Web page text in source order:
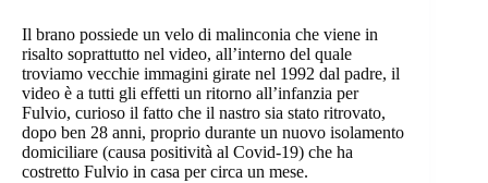
Il brano possiede un velo di malinconia che viene in
risalto soprattutto nel video, all’interno del quale
troviamo vecchie immagini girate nel 1992 dal padre, il
video è a tutti gli effetti un ritorno all’infanzia per
Fulvio, curioso il fatto che il nastro sia stato ritrovato,
dopo ben 28 anni, proprio durante un nuovo isolamento
domiciliare (causa positività al Covid-19) che ha
costretto Fulvio in casa per circa un mese.